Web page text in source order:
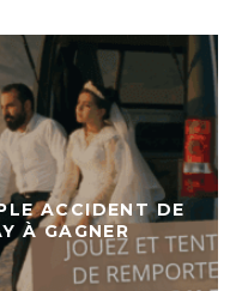
ACCIDENT DE
À GAGNER